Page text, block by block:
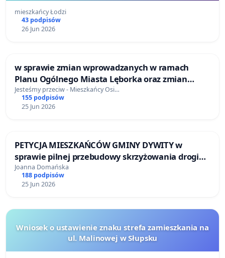
mieszkańcy Łodzi
43 podpisów
26 Jun 2026
w sprawie zmian wprowadzanych w ramach
Planu Ogólnego Miasta Lęborka oraz zmian
Miejscowego Planu Zagospodarowania
Przestrzennego na Osiedlu Lębork Zachów
Jesteśmy przeciw - Mieszkańcy Osi…
155 podpisów
25 Jun 2026
PETYCJA MIESZKAŃCÓW GMINY DYWITY w
sprawie pilnej przebudowy skrzyżowania drogi
krajowej nr 51 z ulicami Spółdzielczą i
Ługwałdzką w Dywitach poprzez budowę ronda
lub instalację sygnalizacji świetlnej
Joanna Domańska
188 podpisów
25 Jun 2026
Wniosek o ustawienie znaku strefa zamieszkania na
ul. Malinowej w Słupsku